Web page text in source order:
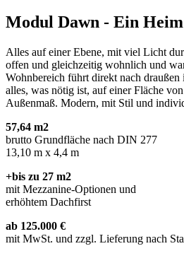
Modul Dawn - Ein
Alles auf einer Ebene, mit viel Licht
offen und gleichzeitig wohnlich und
Wohnbereich führt direkt nach
alles, was nötig ist, auf einer Fläche
Außenmaß. Modern, mit Stil und
57,64 m2
brutto Grundfläche nach DIN 277
13,10 m x 4,4 m
+bis zu 27 m2
mit Mezzanine-Optionen und
erhöhtem Dachfirst
ab 125.000 €
mit MwSt. und zzgl. Lieferung nach